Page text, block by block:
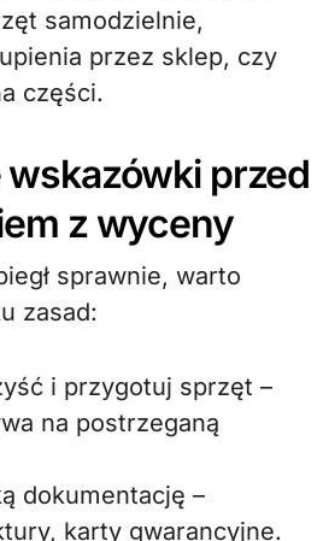
samodzielnie,
przez sklep, czy
części.
przed
z wyceny
sprawnie, warto
zasad:
i przygotuj sprzęt –
na postrzeganą
dokumentację –
karty gwarancyjne.